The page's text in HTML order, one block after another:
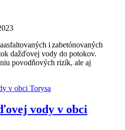
i zabetónovaných
dažďovej vody do potokov.
povodňových rizík, ale aj
vody v obci